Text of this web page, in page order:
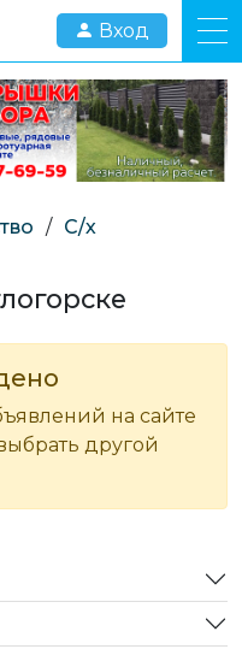
Вход
/ С/х
на сайте
другой